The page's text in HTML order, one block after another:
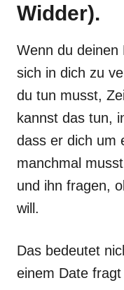
Widder).
Wenn du deinen
sich in dich zu
du tun musst,
kannst das tun,
dass er dich um
manchmal
und ihn fragen,
will.
Das bedeutet
einem Date